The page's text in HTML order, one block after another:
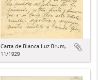
Carta de Blanca Luz Brum,
11/1929